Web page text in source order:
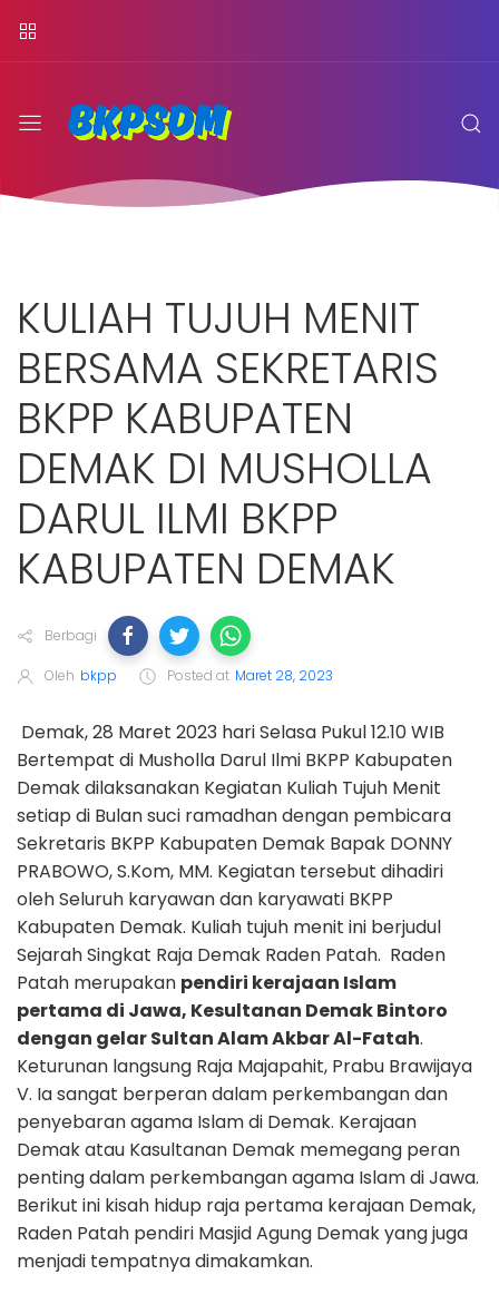
KULIAH TUJUH MENIT
BERSAMA SEKRETARIS
BKPP KABUPATEN
DEMAK DI MUSHOLLA
DARUL ILMI BKPP
KABUPATEN DEMAK
Berbagi
Oleh bkpp Posted at Maret 28, 2023
Demak, 28 Maret 2023 hari Selasa Pukul 12.10 WIB
Bertempat di Musholla Darul Ilmi BKPP Kabupaten
Demak dilaksanakan Kegiatan Kuliah Tujuh Menit
setiap di Bulan suci ramadhan dengan pembicara
Sekretaris BKPP Kabupaten Demak Bapak DONNY
PRABOWO, S.Kom, MM. Kegiatan tersebut dihadiri
oleh Seluruh karyawan dan karyawati BKPP
Kabupaten Demak. Kuliah tujuh menit ini berjudul
Sejarah Singkat Raja Demak Raden Patah. Raden
Patah merupakan pendiri kerajaan Islam
pertama di Jawa, Kesultanan Demak Bintoro
dengan gelar Sultan Alam Akbar Al-Fatah.
Keturunan langsung Raja Majapahit, Prabu Brawijaya
V. Ia sangat berperan dalam perkembangan dan
penyebaran agama Islam di Demak. Kerajaan
Demak atau Kasultanan Demak memegang peran
penting dalam perkembangan agama Islam di Jawa.
Berikut ini kisah hidup raja pertama kerajaan Demak,
Raden Patah pendiri Masjid Agung Demak yang juga
menjadi tempatnya dimakamkan.